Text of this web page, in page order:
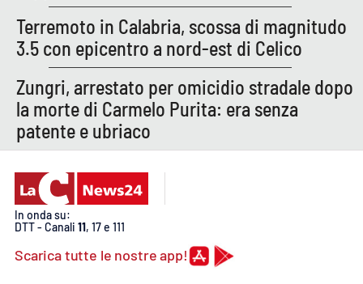
LA
CALABRIAVISIONE
Destinazioni
Eventi
Food
Storie
LAC
NETWORK
Terremoto in Calabria, scossa di magnitudo
3.5 con epicentro a nord-est di Celico
Zungri, arrestato per omicidio stradale dopo
la morte di Carmelo Purita: era senza
patente e ubriaco
In onda su:
DTT - Canali 11, 17 e 111
Scarica tutte le nostre app!